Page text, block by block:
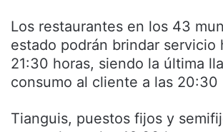
Los restaurantes en los 43
estado podrán brindar servicio
21:30 horas, siendo la última
consumo al cliente a las 20:30
Tianguis, puestos fijos y